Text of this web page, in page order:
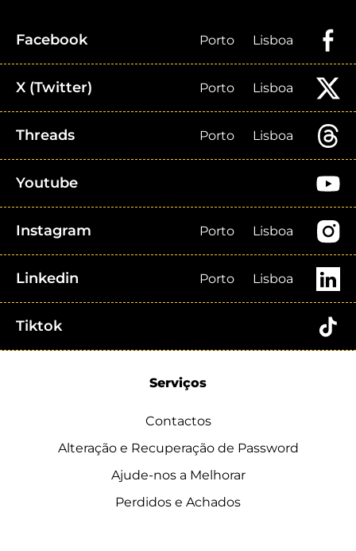
Facebook Porto Lisboa
X (Twitter) Porto Lisboa
Threads Porto Lisboa
Youtube
Instagram Porto Lisboa
Linkedin Porto Lisboa
Tiktok
Serviços
Contactos
Alteração e Recuperação de Password
Ajude-nos a Melhorar
Perdidos e Achados